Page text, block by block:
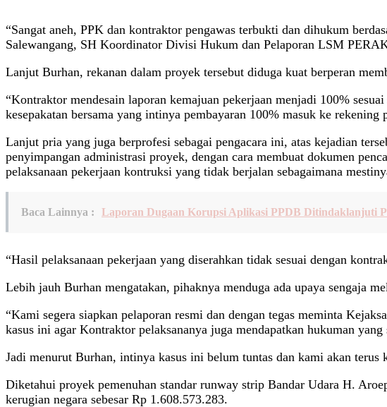
“Sangat aneh, PPK dan kontraktor pengawas terbukti dan dihukum
Salewangang, SH Koordinator Divisi Hukum dan Pelaporan LSM
Lanjut Burhan, rekanan dalam proyek tersebut diduga kuat berperan
“Kontraktor mendesain laporan kemajuan pekerjaan menjadi 100%
kesepakatan bersama yang intinya pembayaran 100% masuk ke
Lanjut pria yang juga berprofesi sebagai pengacara ini, atas kejadian
penyimpangan administrasi proyek, dengan cara membuat dokumen
pelaksanaan pekerjaan kontruksi yang tidak berjalan sebagaimana
Baca Lainnya : Laporan Dugaan Korupsi Aplikasi PPDB Ditindaklanjuti
“Hasil pelaksanaan pekerjaan yang diserahkan tidak sesuai dengan
Lebih jauh Burhan mengatakan, pihaknya menduga ada upaya sengaja
“Kami segera siapkan pelaporan resmi dan dengan tegas meminta
kasus ini agar Kontraktor pelaksananya juga mendapatkan hukuman
Jadi menurut Burhan, intinya kasus ini belum tuntas dan kami akan terus
Diketahui proyek pemenuhan standar runway strip Bandar Udara H.
kerugian negara sebesar Rp 1.608.573.283.